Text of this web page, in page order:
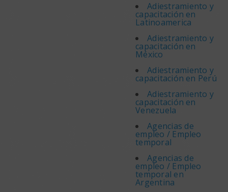
Adiestramiento y
capacitación en
Latinoamerica
Adiestramiento y
capacitación en
México
Adiestramiento y
capacitación en Perú
Adiestramiento y
capacitación en
Venezuela
Agencias de
empleo / Empleo
temporal
Agencias de
empleo / Empleo
temporal en
Argentina